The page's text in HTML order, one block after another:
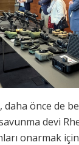
önce de
devi
onarmak